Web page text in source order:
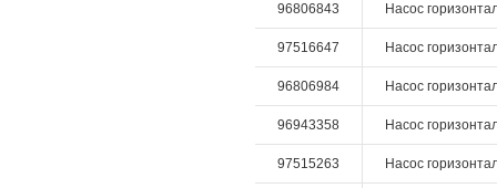
96806843 Насос
97516647 Насос
96806984 Насос
96943358 Насос
97515263 Насос